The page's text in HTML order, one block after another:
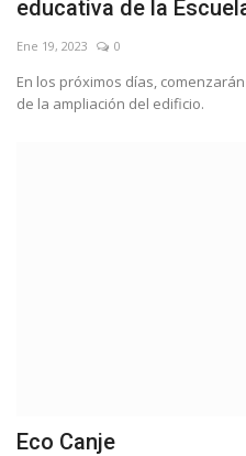
educativa de la
Ene 19, 2023 0
En los próximos días,
de la ampliación del edificio.
Eco Canje